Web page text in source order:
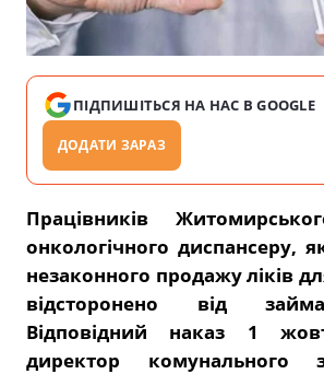
ПІДПИШІТЬСЯ НА НАС В GOOGLE
ДОДАТИ ЗАРАЗ
Працівників
онкологічного диспансеру,
незаконного продажу ліків
відсторонено від
Відповідний наказ 1
директор комунального